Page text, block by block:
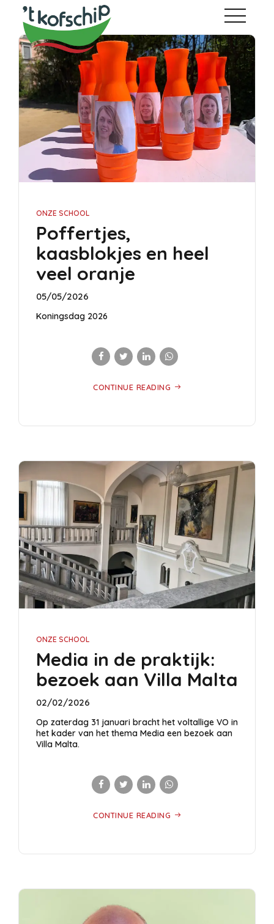
ONZE SCHOOL
Poffertjes,
kaasblokjes en heel
veel oranje
05/05/2026
Koningsdag 2026
CONTINUE READING
ONZE SCHOOL
Media in de praktijk:
bezoek aan Villa Malta
02/02/2026
Op zaterdag 31 januari bracht het voltallige VO in
het kader van het thema Media een bezoek aan
Villa Malta.
CONTINUE READING